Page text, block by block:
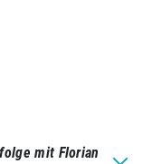
mit Florian